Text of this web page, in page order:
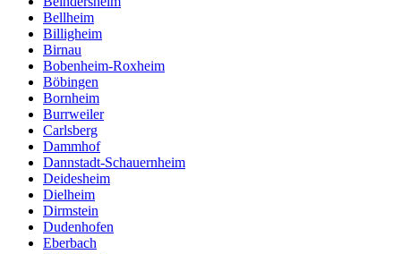
Bellheim
Billigheim
Birnau
Bobenheim-Roxheim
Böbingen
Bornheim
Burrweiler
Carlsberg
Dammhof
Dannstadt-Schauernheim
Deidesheim
Dielheim
Dirmstein
Dudenhofen
Eberbach